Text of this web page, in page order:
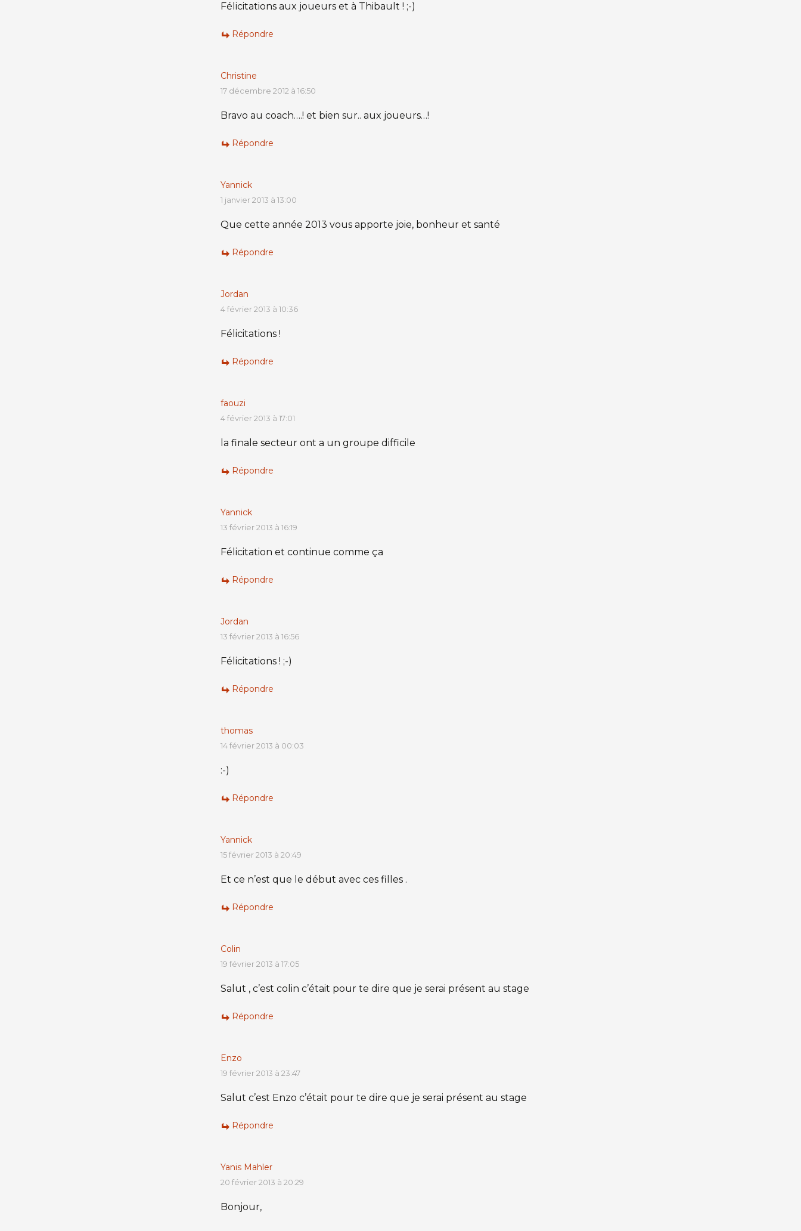
Félicitations aux joueurs et à Thibault ! ;-)
Répondre
Christine
17 décembre 2012 à 16:50
Bravo au coach….! et bien sur.. aux joueurs…!
Répondre
Yannick
1 janvier 2013 à 13:00
Que cette année 2013 vous apporte joie, bonheur et santé
Répondre
Jordan
4 février 2013 à 10:36
Félicitations !
Répondre
faouzi
4 février 2013 à 17:01
la finale secteur ont a un groupe difficile
Répondre
Yannick
13 février 2013 à 16:19
Félicitation et continue comme ça
Répondre
Jordan
13 février 2013 à 16:56
Félicitations ! ;-)
Répondre
thomas
14 février 2013 à 00:03
:-)
Répondre
Yannick
15 février 2013 à 20:49
Et ce n’est que le début avec ces filles .
Répondre
Colin
19 février 2013 à 17:05
Salut , c’est colin c’était pour te dire que je serai présent au stage
Répondre
Enzo
19 février 2013 à 23:47
Salut c’est Enzo c’était pour te dire que je serai présent au stage
Répondre
Yanis Mahler
20 février 2013 à 20:29
Bonjour,